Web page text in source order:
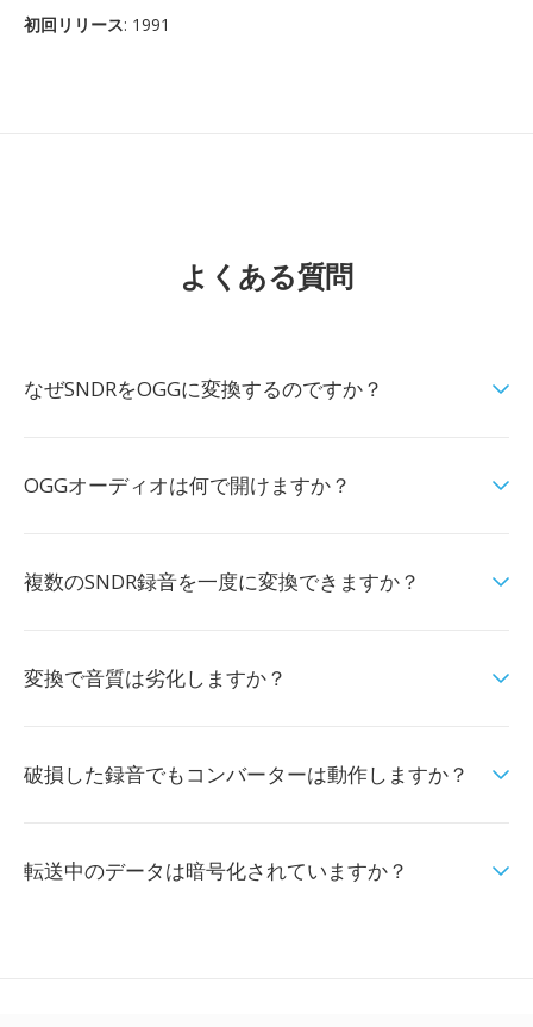
初回リリース: 1991
よくある質問
なぜSNDRをOGGに変換するのですか？
OGGオーディオは何で開けますか？
複数のSNDR録音を一度に変換できますか？
変換で音質は劣化しますか？
破損した録音でもコンバーターは動作しますか？
転送中のデータは暗号化されていますか？